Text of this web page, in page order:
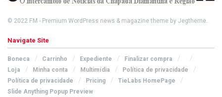
© 2022 FM - Premium WordPress news & magazine theme by Jegtheme.
Navigate Site
Boneca Carrinho Expediente
Finalizar compra
Loja
Minha conta Multimídia
Política de privacidade
Política de privacidade
Pricing
TieLabs HomePage
Slide Anything Popup Preview